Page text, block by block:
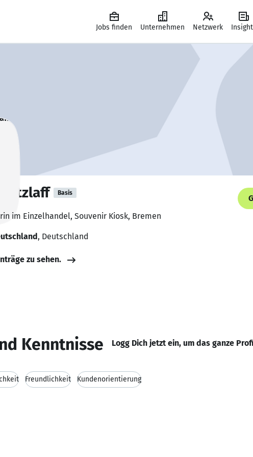
Jobs finden Unternehmen Netzwerk
Basis
im Einzelhandel, Souvenir Kiosk, Bremen
, Deutschland
zu sehen.
Kenntnisse Logg Dich jetzt ein, um das ganze
Freundlichkeit Kundenorientierung